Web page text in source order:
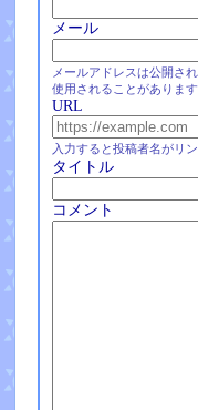
メール
メールアドレスは公開さ
使用されることがあります
URL
入力すると投稿者名がリ
タイトル
コメント